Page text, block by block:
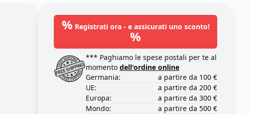
% Registrati ora - e assicurati uno sconto!
%
*** Paghiamo le spese postali per te al
momento dell'ordine online
Germania:
a partire da 100 €
UE:
a partire da 200 €
Europa:
a partire da 300 €
Mondo:
a partire da 500 €